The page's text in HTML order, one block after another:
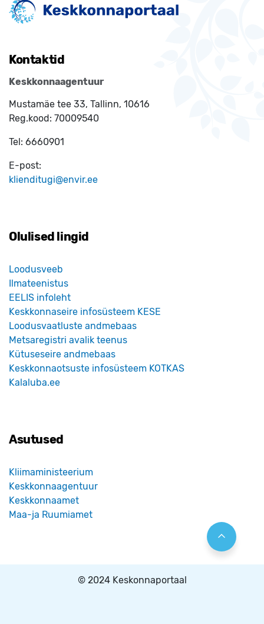
Kontaktid
Keskkonnaagentuur
Mustamäe tee 33, Tallinn, 10616
Reg.kood: 70009540
Tel: 6660901
E-post:
klienditugi@envir.ee
Olulised lingid
Loodusveeb
Ilmateenistus
EELIS infoleht
Keskkonnaseire infosüsteem KESE
Loodusvaatluste andmebaas
Metsaregistri avalik teenus
Kütuseseire andmebaas
Keskkonnaotsuste infosüsteem KOTKAS
Kalaluba.ee
Asutused
Kliimaministeerium
Keskkonnaagentuur
Keskkonnaamet
Maa-ja Ruumiamet
© 2024 Keskonnaportaal